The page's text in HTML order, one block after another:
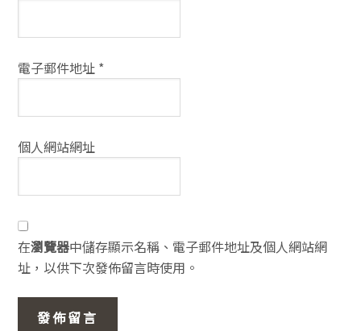
電子郵件地址 *
個人網站網址
在瀏覽器中儲存顯示名稱、電子郵件地址及個人網站網
址，以供下次發佈留言時使用。